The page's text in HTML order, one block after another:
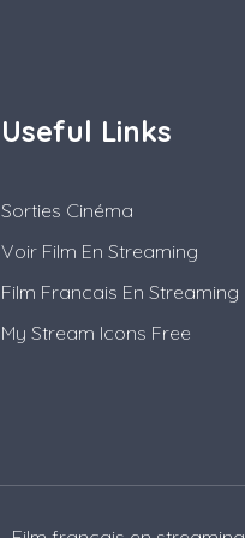
Useful Links
Sorties Cinéma
Voir Film En Streaming
Film Francais En Streaming
My Stream Icons Free